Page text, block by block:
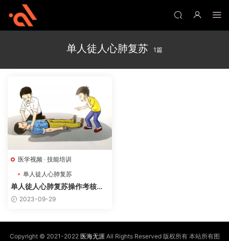
单人徒人心肺复苏 1篇
医学视频 · 技能培训
单人徒人心肺复苏
心肺复苏
心脏骤停
单人徒人心肺复苏操作考核视
频 2023-09-29
Copyright © 2021-2022 医海无涯All Rights Reserved 版权所有 本站所有图